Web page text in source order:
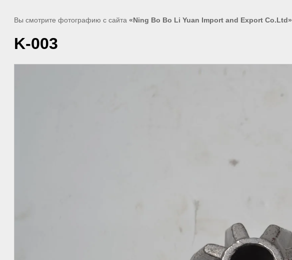
Вы смотрите фотографию с сайта «Ning Bo Bo Li Yuan Import and Export Co.Ltd»
K-003